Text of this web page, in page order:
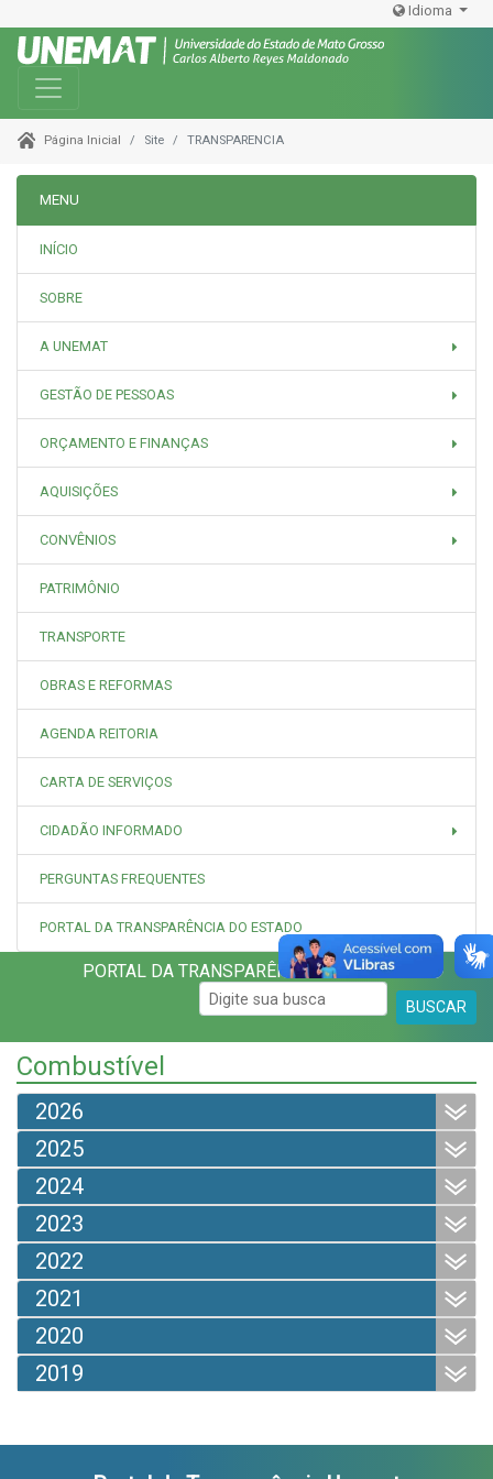
Idioma
Toggle navigation
Página Inicial Site TRANSPARENCIA
MENU
INÍCIO
SOBRE
A UNEMAT
GESTÃO DE PESSOAS
ORÇAMENTO E FINANÇAS
AQUISIÇÕES
CONVÊNIOS
PATRIMÔNIO
TRANSPORTE
OBRAS E REFORMAS
AGENDA REITORIA
CARTA DE SERVIÇOS
CIDADÃO INFORMADO
PERGUNTAS FREQUENTES
PORTAL DA TRANSPARÊNCIA DO ESTADO
PORTAL DA TRANSPARÊNCIA UNEMAT
BUSCAR
Combustível
2026
2025
2024
2023
2022
2021
2020
2019